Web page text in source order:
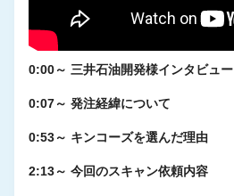
0:00～ 三井石油開発様インタビュー
0:07～ 発注経緯について
0:53～ キンコーズを選んだ理由
2:13～ 今回のスキャン依頼内容